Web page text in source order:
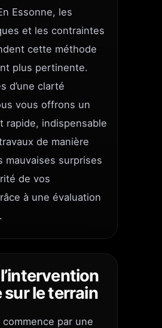
Essonne, les
et les contraintes
cette méthode
plus pertinente.
d’une clarté
vous offrons un
rapide, indispensable
de manière
mauvaises surprises
de vos
à une évaluation
sur le terrain
par une